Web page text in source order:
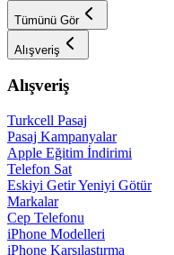
Tümünü Gör
Alışveriş
Alışveriş
Turkcell Pasaj
Pasaj Kampanyalar
Apple Eğitim İndirimi
Telefon Sat
Eskiyi Getir Yeniyi Götür
Markalar
Cep Telefonu
iPhone Modelleri
iPhone Karşılaştırma